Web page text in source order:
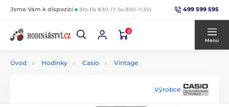
Jsme Vám k dispozici (Po-Pá 8:30-17, So 8:30-11:30) 499 599 595
0
Menu
Úvod Hodinky Casio Vintage
Výrobce